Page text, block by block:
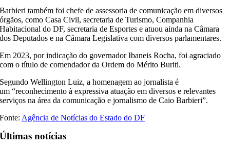
Barbieri também foi chefe de assessoria de comunicação em diversos
órgãos, como Casa Civil, secretaria de Turismo, Companhia
Habitacional do DF, secretaria de Esportes e atuou ainda na Câmara
dos Deputados e na Câmara Legislativa com diversos parlamentares.
Em 2023, por indicação do governador Ibaneis Rocha, foi agraciado
com o título de comendador da Ordem do Mérito Buriti.
Segundo Wellington Luiz, a homenagem ao jornalista é
um “reconhecimento à expressiva atuação em diversos e relevantes
serviços na área da comunicação e jornalismo de Caio Barbieri”.
Fonte: Agência de Notícias do Estado do DF
Últimas notícias